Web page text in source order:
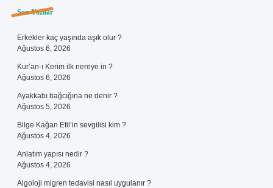
Sidebar
Son Yazılar
Erkekler kaç yaşında aşık olur ?
Ağustos 6, 2026
Kur’an-ı Kerim ilk nereye in ?
Ağustos 6, 2026
Ayakkabı bağcığına ne denir ?
Ağustos 5, 2026
Bilge Kağan Etil’in sevgilisi kim ?
Ağustos 4, 2026
Anlatım yapısı nedir ?
Ağustos 4, 2026
Algoloji migren tedavisi nasıl uygulanır ?